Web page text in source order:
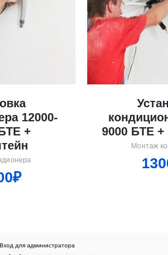
12000-
+
9000 БТЕ
Монтаж
Вход для администратора